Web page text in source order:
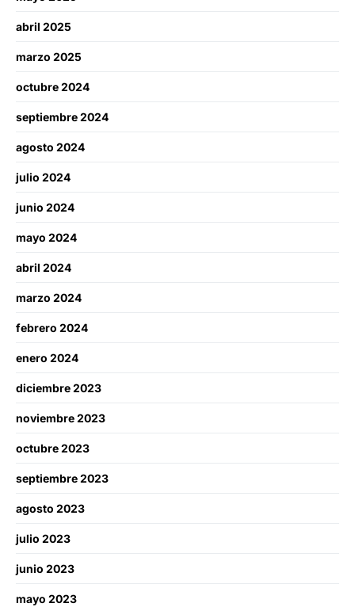
abril 2025
marzo 2025
octubre 2024
septiembre 2024
agosto 2024
julio 2024
junio 2024
mayo 2024
abril 2024
marzo 2024
febrero 2024
enero 2024
diciembre 2023
noviembre 2023
octubre 2023
septiembre 2023
agosto 2023
julio 2023
junio 2023
mayo 2023